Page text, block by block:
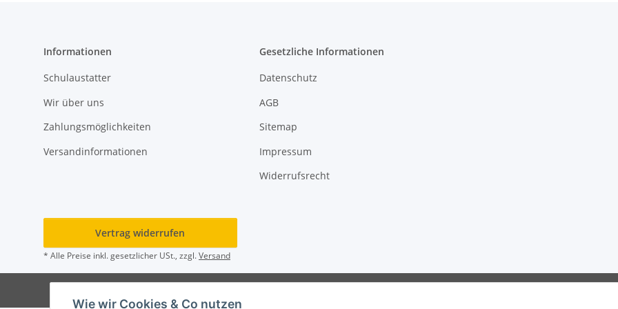
Wie wir Cookies & Co nutzen
Informationen
Schulaustatter
Wir über uns
Zahlungsmöglichkeiten
Versandinformationen
Gesetzliche Informationen
Datenschutz
AGB
Sitemap
Impressum
Widerrufsrecht
Vertrag widerrufen
* Alle Preise inkl. gesetzlicher USt., zzgl.Versand